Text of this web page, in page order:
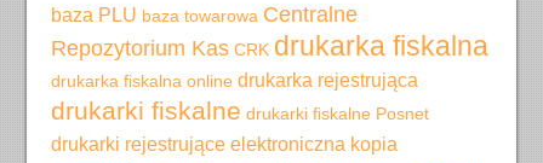
baza PLU baza towarowa Centralne
Repozytorium Kas CRK drukarka fiskalna
drukarka fiskalna online drukarka rejestrująca
drukarki fiskalne drukarki fiskalne Posnet
drukarki rejestrujące elektroniczna kopia